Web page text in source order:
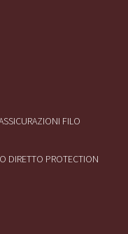
FILO
DIRETTO PROTECTION